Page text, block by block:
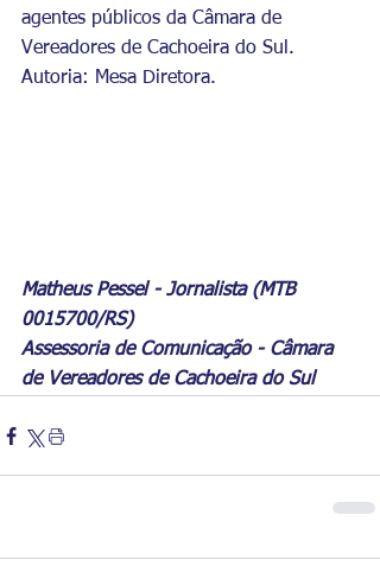
agentes públicos da Câmara de
Vereadores de Cachoeira do Sul.
Autoria: Mesa Diretora.
Matheus Pessel - Jornalista (MTB
0015700/RS)
Assessoria de Comunicação - Câmara
de Vereadores de Cachoeira do Sul